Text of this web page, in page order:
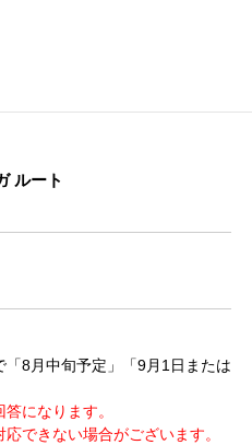
ルート
8月中旬予定」「9月1日または
になります。
できない場合がございます。